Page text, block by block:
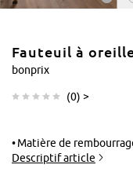
Fauteuil à
bonprix
(0) >
Matière de rembourrage:
Descriptif article